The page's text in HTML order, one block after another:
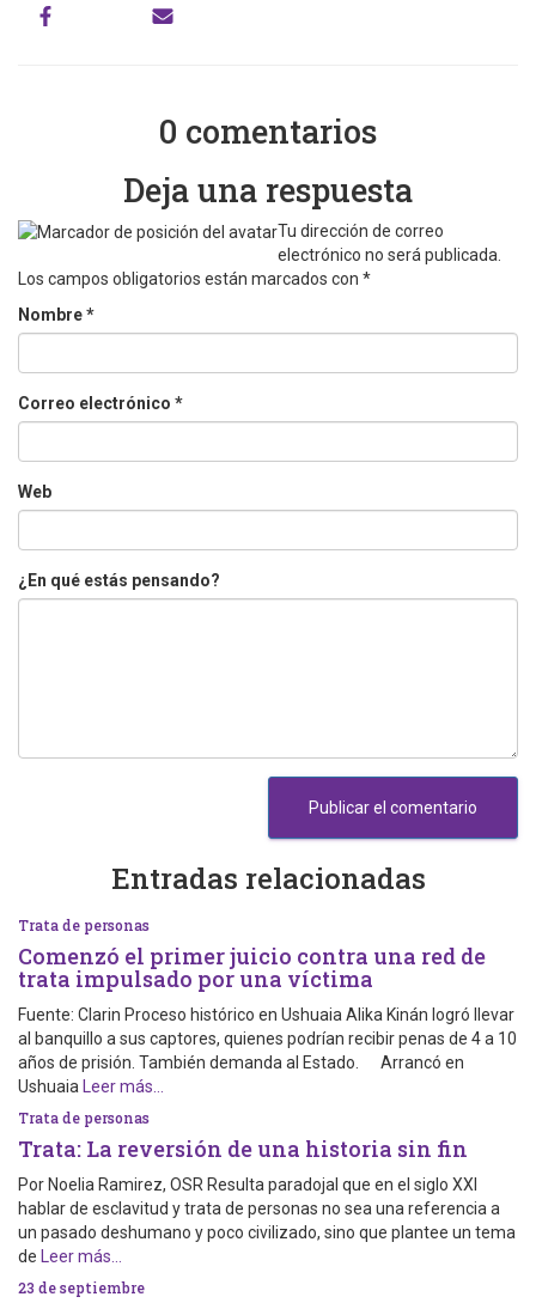
0 comentarios
Deja una respuesta
Tu dirección de correo
electrónico no será publicada.
Los campos obligatorios están marcados con *
Nombre*
Correo electrónico *
Web
¿En qué estás pensando?
Entradas relacionadas
Trata de personas
Comenzó el primer juicio contra una red de
trata impulsado por una víctima
Fuente: Clarin Proceso histórico en Ushuaia Alika Kinán logró llevar
al banquillo a sus captores, quienes podrían recibir penas de 4 a 10
años de prisión. También demanda al Estado. Arrancó en
Ushuaia Leer más…
Trata de personas
Trata: La reversión de una historia sin fin
Por Noelia Ramirez, OSR Resulta paradojal que en el siglo XXI
hablar de esclavitud y trata de personas no sea una referencia a
un pasado deshumano y poco civilizado, sino que plantee un tema
de Leer más…
23 de septiembre